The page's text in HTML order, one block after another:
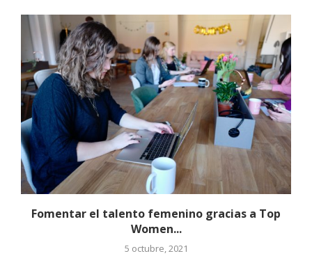
Fomentar el talento femenino gracias a Top
Women...
5 octubre, 2021